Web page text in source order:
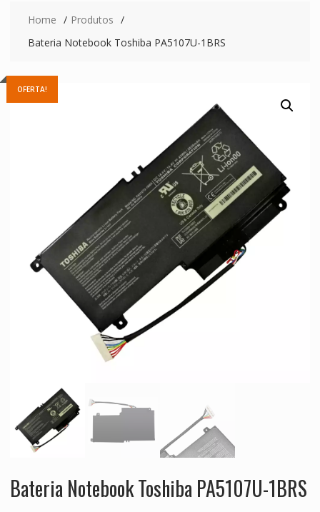
Home
Produtos
Bateria Notebook Toshiba PA5107U-1BRS
OFERTA!
Bateria Notebook Toshiba PA5107U-1BRS